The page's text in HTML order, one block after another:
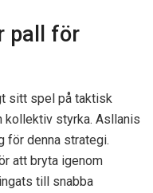
pall för
sitt spel på taktisk
kollektiv styrka. Asllanis
för denna strategi.
att bryta igenom
till snabba